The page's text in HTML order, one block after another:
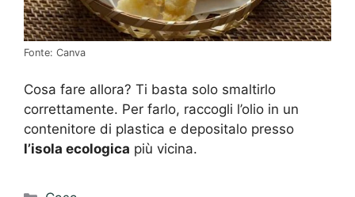
Fonte: Canva
Cosa fare allora? Ti basta solo smaltirlo
correttamente. Per farlo, raccogli l’olio in un
contenitore di plastica e depositalo presso
l’isola ecologica più vicina.